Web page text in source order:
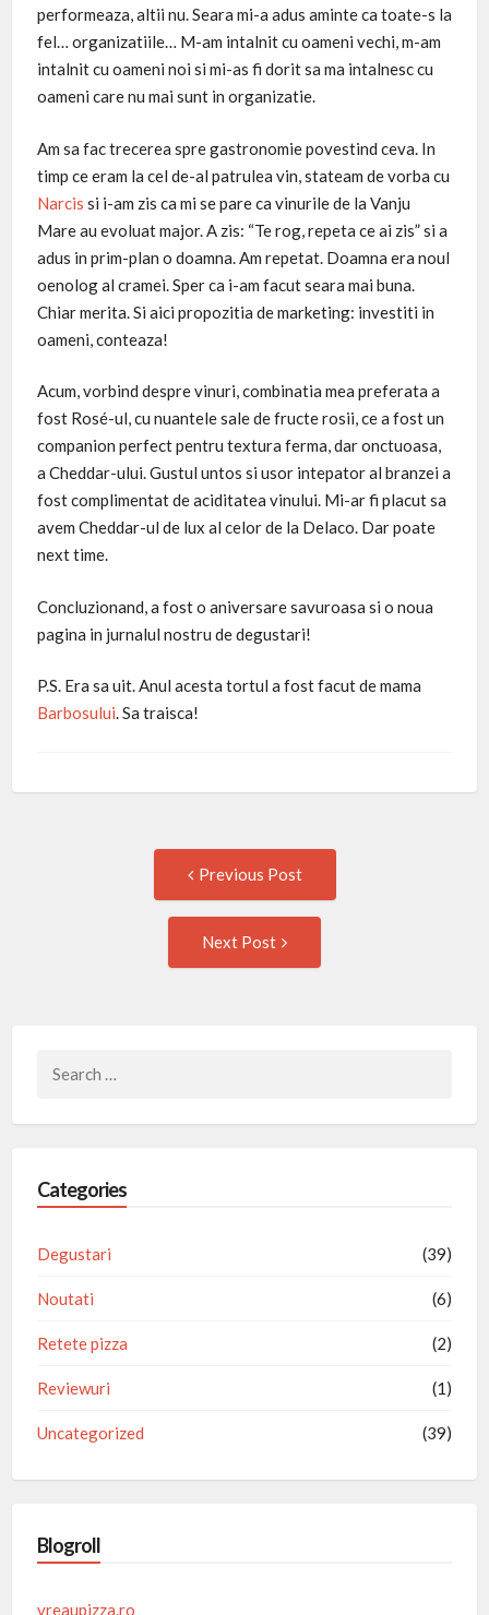
performeaza, altii nu. Seara mi-a adus aminte ca toate-s la
fel… organizatiile… M-am intalnit cu oameni vechi, m-am
intalnit cu oameni noi si mi-as fi dorit sa ma intalnesc cu
oameni care nu mai sunt in organizatie.
Am sa fac trecerea spre gastronomie povestind ceva. In
timp ce eram la cel de-al patrulea vin, stateam de vorba cu
Narcis si i-am zis ca mi se pare ca vinurile de la Vanju
Mare au evoluat major. A zis: “Te rog, repeta ce ai zis” si a
adus in prim-plan o doamna. Am repetat. Doamna era noul
oenolog al cramei. Sper ca i-am facut seara mai buna.
Chiar merita. Si aici propozitia de marketing: investiti in
oameni, conteaza!
Acum, vorbind despre vinuri, combinatia mea preferata a
fost Rosé-ul, cu nuantele sale de fructe rosii, ce a fost un
companion perfect pentru textura ferma, dar onctuoasa,
a Cheddar-ului. Gustul untos si usor intepator al branzei a
fost complimentat de aciditatea vinului. Mi-ar fi placut sa
avem Cheddar-ul de lux al celor de la Delaco. Dar poate
next time.
Concluzionand, a fost o aniversare savuroasa si o noua
pagina in jurnalul nostru de degustari!
P.S. Era sa uit. Anul acesta tortul a fost facut de mama
Barbosului. Sa traisca!
navigation
Previous Post
Next Post
Categories
Degustari (39)
Noutati (6)
Retete pizza (2)
Reviewuri (1)
Uncategorized (39)
Blogroll
vreaupizza.ro